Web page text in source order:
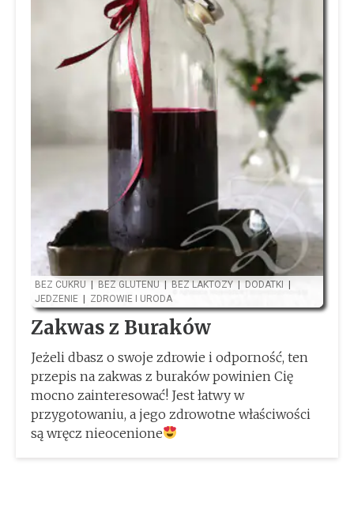
BEZ CUKRU | BEZ GLUTENU | BEZ LAKTOZY | DODATKI |
JEDZENIE | ZDROWIE I URODA
Zakwas z Buraków
Jeżeli dbasz o swoje zdrowie i odporność, ten
przepis na zakwas z buraków powinien Cię
mocno zainteresować! Jest łatwy w
przygotowaniu, a jego zdrowotne właściwości
są wręcz nieocenione